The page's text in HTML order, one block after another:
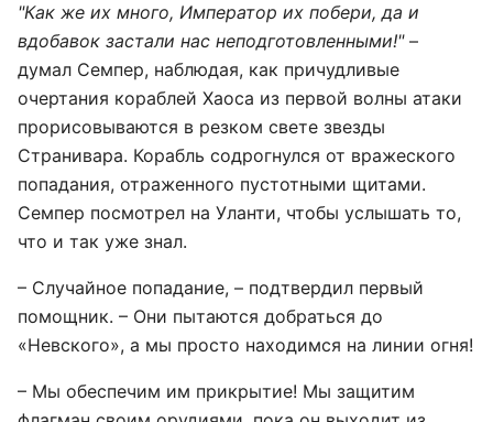
"Как же их много, Император их побери, да и
вдобавок застали нас неподготовленными!"–
думал Семпер, наблюдая, как причудливые
очертания кораблей Хаоса из первой волны атаки
прорисовываются в резком свете звезды
Странивара. Корабль содрогнулся от вражеского
попадания, отраженного пустотными щитами.
Семпер посмотрел на Уланти, чтобы услышать то,
что и так уже знал.
– Случайное попадание, – подтвердил первый
помощник. – Они пытаются добраться до
«Невского», а мы просто находимся на линии огня!
– Мы обеспечим им прикрытие! Мы защитим